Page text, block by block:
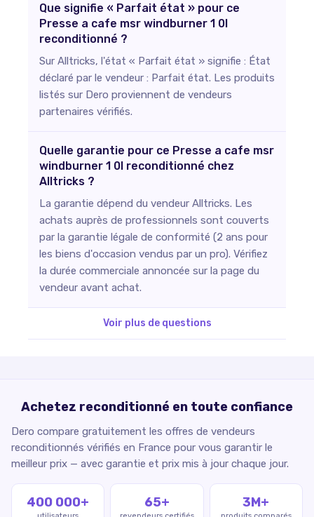
Que signifie « Parfait état » pour ce
Presse a cafe msr windburner 1 0l
reconditionné ?
Sur Alltricks, l'état « Parfait état » signifie : État
déclaré par le vendeur : Parfait état. Les produits
listés sur Dero proviennent de vendeurs
partenaires vérifiés.
Quelle garantie pour ce Presse a cafe msr
windburner 1 0l reconditionné chez
Alltricks ?
La garantie dépend du vendeur Alltricks. Les
achats auprès de professionnels sont couverts
par la garantie légale de conformité (2 ans pour
les biens d'occasion vendus par un pro). Vérifiez
la durée commerciale annoncée sur la page du
vendeur avant achat.
Voir plus de questions
Achetez reconditionné en toute confiance
Dero compare gratuitement les offres de vendeurs
reconditionnés vérifiés en France pour vous garantir le
meilleur prix — avec garantie et prix mis à jour chaque jour.
400 000+ 65+ 3M+